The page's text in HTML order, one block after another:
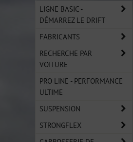
LIGNE BASIC -
DÉMARREZ LE DRIFT
FABRICANTS
RECHERCHE PAR
VOITURE
PRO LINE - PERFORMANCE
ULTIME
SUSPENSION
STRONGFLEX